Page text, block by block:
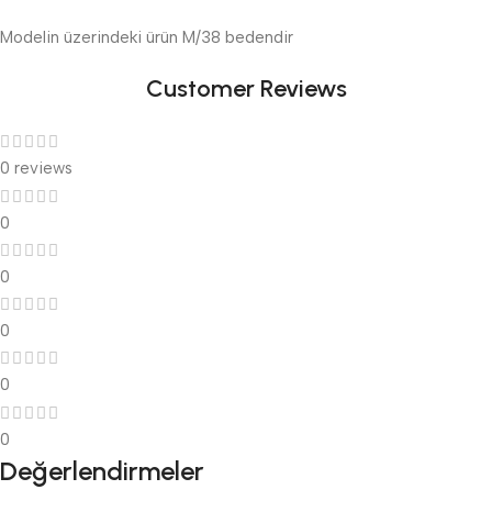
Modelin üzerindeki ürün M/38 bedendir
Customer Reviews
0 reviews
0
0
0
0
0
Değerlendirmeler